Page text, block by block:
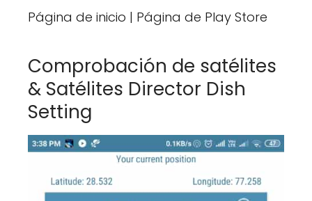
Página de inicio | Página de Play Store
Comprobación de satélites
& Satélites Director Dish
Setting